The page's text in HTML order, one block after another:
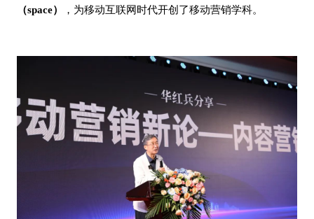
（space）
，为移动互联网时代开创了移动营销学科。